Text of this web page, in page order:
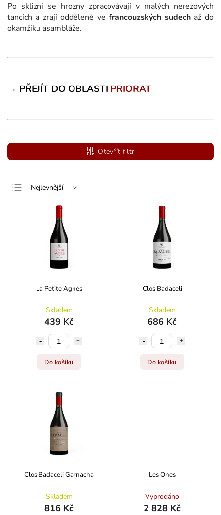
Po sklizni se hrozny zpracovávají v malých nerezových
tancích a zrají odděleně ve francouzských sudechaž do
okamžiku asambláže.
→ PŘEJÍT DO OBLASTI PRIORAT
Otevřít filtr
Nejlevnější
Nejdražší
Nejprodávanější
Abecedně
La Petite Agnés
Skladem
439 Kč
Do košíku
Clos Badaceli
Skladem
686 Kč
Do košíku
Clos Badaceli Garnacha
Skladem
816 Kč
Les Ones
Vyprodáno
2 828 Kč